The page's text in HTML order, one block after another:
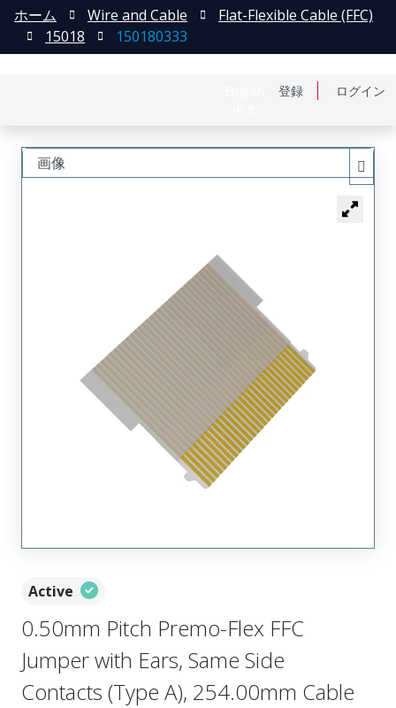
登録 ログイン
ホーム Wire and Cable
Flat-Flexible Cable (FFC)
15018
150180333
Active
0.50mm Pitch Premo-Flex FFC
Jumper with Ears, Same Side
Contacts (Type A), 254.00mm Cable
画像